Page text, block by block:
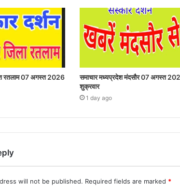
रतलाम 07 अगस्त 2026
समाचार मध्यप्रदेश मंदसौर 07 अगस्त
शुक्रवार
1 day ago
will not be published. Required fields are marked *